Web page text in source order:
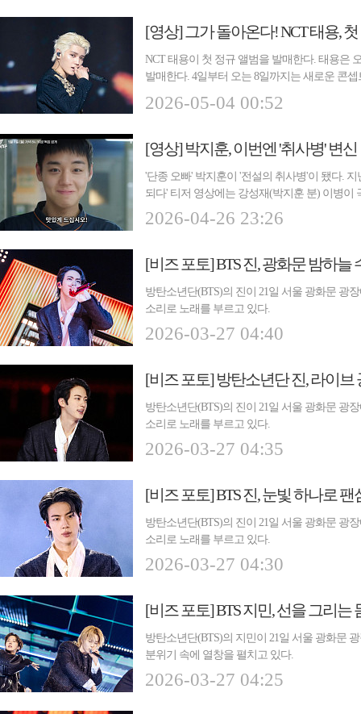
[영상] 그가 돌아온다! NCT 태용,
NCT 태용이 첫 정규 앨범을 발매한다. 태용은
발매한다. 4일부터 오는 8일까지는 새로운 콘
2026-05-04 00:52
[영상] 박지훈, 이번엔 '취사병' 변신
'단종 오빠' 박지훈이 '전설의 취사병'이 됐다.
되다' 티저 영상에는 강성재(박지훈 분) 이병이
2026-04-26 23:26
[비즈 포토] BTS 진, 광화문 밤하늘
방탄소년단(BTS)의 진이 21일 서울 광화문 광
소리로 노래를 부르고 있다.
2026-03-27 04:40
[비즈 포토] 방탄소년단 진, 라이
방탄소년단(BTS)의 진이 21일 서울 광화문 광
소리로 노래를 부르고 있다.
2026-03-27 04:35
[비즈 포토] BTS 진, 눈빛 하나로
방탄소년단(BTS)의 진이 21일 서울 광화문 광
소리로 노래를 부르고 있다.
2026-03-27 04:30
[비즈 포토] BTS 지민, 선을 그리
방탄소년단(BTS)의 지민이 21일 서울 광화문
분위기 속에 열창을 펼치고 있다.
2026-03-27 04:25